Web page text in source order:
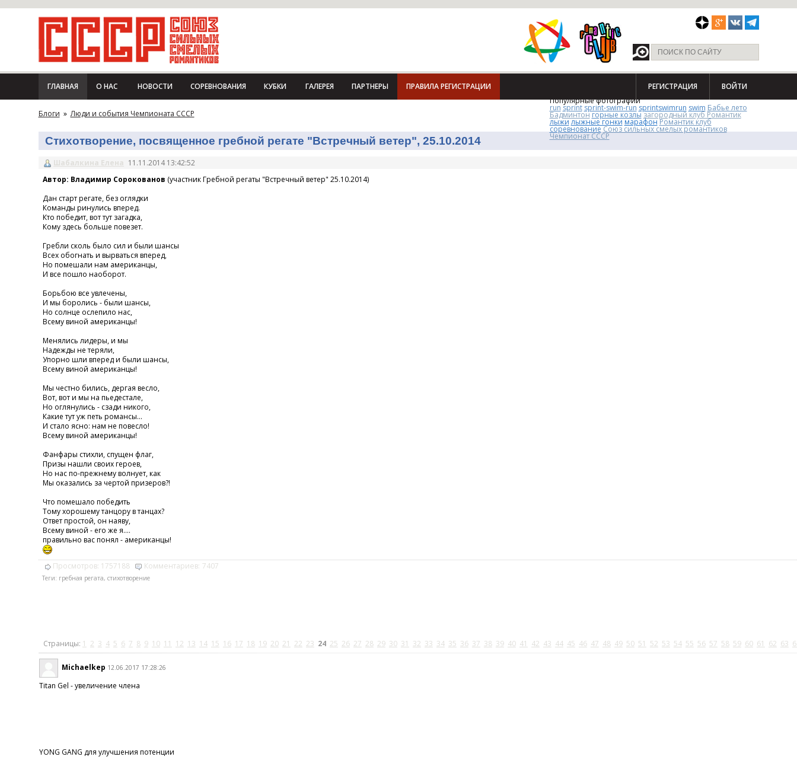
ГЛАВНАЯ О НАС НОВОСТИ СОРЕВНОВАНИЯ КУБКИ ГАЛЕРЕЯ ПАРТНЕРЫ ПРАВИЛА РЕГИСТРАЦИИ РЕГИСТРАЦИЯ ВОЙТИ
Блоги » Люди и события Чемпионата СССР
Стихотворение, посвященное гребной регате "Встречный ветер", 25.10.2014
Шабалкина Елена 11.11.2014 13:42:52
Автор: Владимир Сорокованов (участник Гребной регаты "Встречный ветер" 25.10.2014)
Дан старт регате, без оглядки
Команды ринулись вперед.
Кто победит, вот тут загадка,
Кому здесь больше повезет.
Гребли сколь было сил и были шансы
Всех обогнать и вырваться вперед,
Но помешали нам американцы,
И все пошло наоборот.
Борьбою все увлечены,
И мы боролись - были шансы,
Но солнце ослепило нас,
Всему виной американцы!
Менялись лидеры, и мы
Надежды не теряли,
Упорно шли вперед и были шансы,
Всему виной американцы!
Мы честно бились, дергая весло,
Вот, вот и мы на пьедестале,
Но оглянулись - сзади никого,
Какие тут уж петь романсы...
И стало ясно: нам не повесло!
Всему виной американцы!
Фанфары стихли, спущен флаг,
Призы нашли своих героев,
Но нас по-прежнему волнует, как
Мы оказались за чертой призеров?!
Что помешало победить
Тому хорошему танцору в танцах?
Ответ простой, он наяву,
Всему виной - его же я....
правильно вас понял - американцы!
Просмотров: 1757188 Комментариев: 7407
Теги: гребная регата, стихотворение
Страницы: 1 2 3 4 5 6 7 8 9 10 11 12 13 14 15 16 17 18 19 20 21 22 23 24 25 26 27 28 29 30 31 32 33 34 35 36 37 38 39 40 41 42 43 44 45 46 47 48 49 50 51 52 53 54 55 56 57 58 59 60 61 62 63
Michaelkep 12.06.2017 17:28:26
Titan Gel - увеличение члена
YONG GANG для улучшения потенции
Популярные фотографии
run sprint sprint-swim-run sprintswimrun swim Бабье лето
Бадминтонгорные козлызагородный клуб Романтик
лыжилыжные гонкимарафон Романтик клуб
соревнованиеСоюз сильных смелых романтиков
Чемпионат СССР